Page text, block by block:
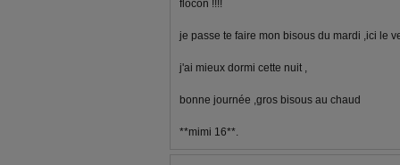
flocon !!!!
je passe te faire mon bisous du mardi ,ici le
j'ai mieux dormi cette nuit ,
bonne journée ,gros bisous au chaud
**mimi 16**.